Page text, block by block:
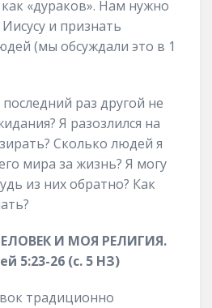
«дураков». Нам нужно
и признать
(мы обсуждали это в 1
последний раз другой не
Я разозлился на
Сколько людей я
мира за жизнь? Я могу
из них обратно? Как
И МОЯ РЕЛИГИЯ.
5:23-26 (с. 5 НЗ)
традиционно